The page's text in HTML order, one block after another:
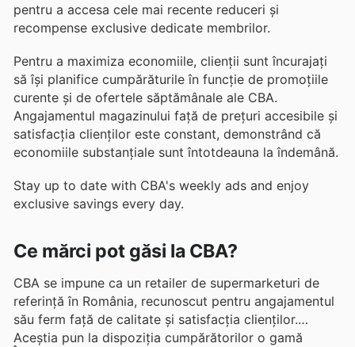
pentru a accesa cele mai recente reduceri și
recompense exclusive dedicate membrilor.
Pentru a maximiza economiile, clienții sunt încurajați
să își planifice cumpărăturile în funcție de promoțiile
curente și de ofertele săptămânale ale CBA.
Angajamentul magazinului față de prețuri accesibile și
satisfacția clienților este constant, demonstrând că
economiile substanțiale sunt întotdeauna la îndemână.
Stay up to date with CBA's weekly ads and enjoy
exclusive savings every day.
Ce mărci pot găsi la CBA?
CBA se impune ca un retailer de supermarketuri de
referință în România, recunoscut pentru angajamentul
său ferm față de calitate și satisfacția clienților.
Aceștia pun la dispoziția cumpărătorilor o gamă